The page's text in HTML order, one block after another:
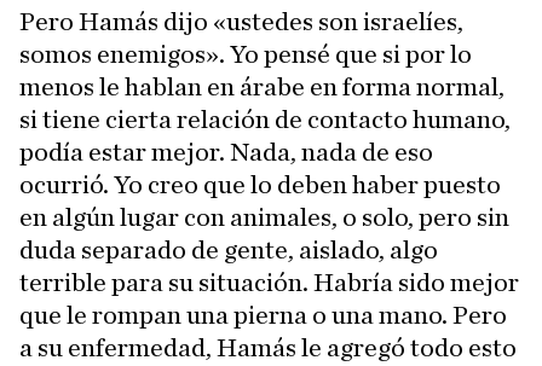
Pero Hamás dijo «ustedes son israelíes,
somos enemigos». Yo pensé que si por lo
menos le hablan en árabe en forma normal,
si tiene cierta relación de contacto humano,
podía estar mejor. Nada, nada de eso
ocurrió. Yo creo que lo deben haber puesto
en algún lugar con animales, o solo, pero sin
duda separado de gente, aislado, algo
terrible para su situación. Habría sido mejor
que le rompan una pierna o una mano. Pero
a su enfermedad, Hamás le agregó todo esto